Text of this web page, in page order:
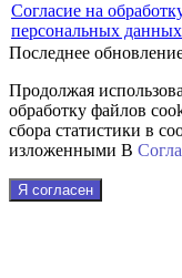
Согласие на
персональных данных
Последнее
Продолжая
обработку файлов
сбора статистики в
изложенными В
Я согласен